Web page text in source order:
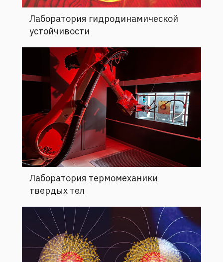
Лаборатория гидродинамической
устойчивости
Лаборатория термомеханики
твердых тел